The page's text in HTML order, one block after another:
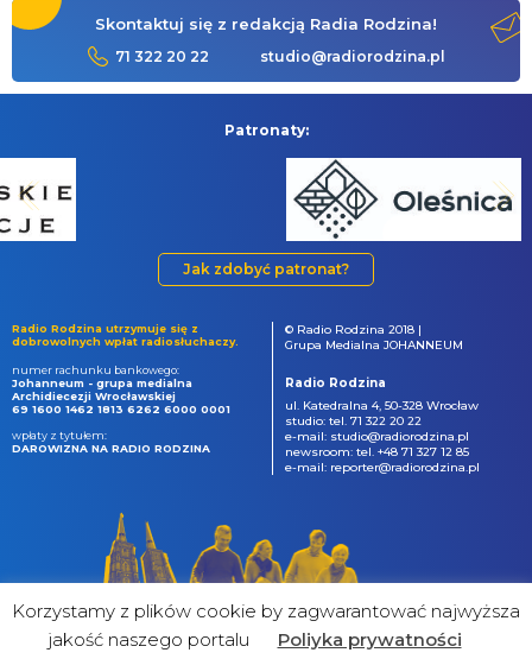
Skontaktuj się z redakcją Radia Rodzina!
71 322 20 22 studio@radiorodzina.pl
Patronaty:
Jak zdobyć patronat?
Radio Rodzina utrzymuje się z
dobrowolnych wpłat radiosłuchaczy.
numer rachunku bankowego:
Johanneum - grupa medialna
Archidiecezji Wrocławskiej
69 1600 1462 1813 6262 6000 0001
wpłaty z tytułem:
DAROWIZNA NA RADIO RODZINA
© Radio Rodzina 2018 |
Grupa Medialna JOHANNEUM
Radio Rodzina
ul. Katedralna 4, 50-328 Wrocław
studio: tel. 71 322 20 22
e-mail: studio@radiorodzina.pl
newsroom: tel. +48 71 327 12 85
e-mail: reporter@radiorodzina.pl
Korzystamy z plików cookie by zagwarantować najwyższa
jakość naszego portalu
Poliyka prywatności